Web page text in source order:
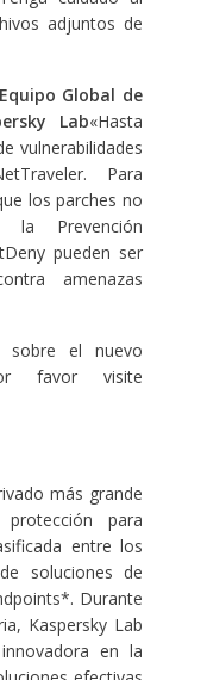
adjuntos de
Global de
Lab«Hasta
vulnerabilidades
Para
los parches no
Prevención
pueden ser
amenazas
sobre el nuevo
favor visite
más grande
para
entre los
soluciones de
Durante
Kaspersky Lab
en la